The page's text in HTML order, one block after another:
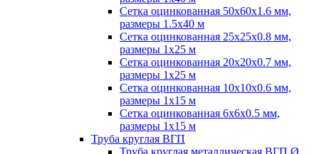
Сетка оцинкованная 50х60х1.6 мм,
размеры 1.5х40 м
Сетка оцинкованная 25х25х0.8 мм,
размеры 1х25 м
Сетка оцинкованная 20х20х0.7 мм,
размеры 1х25 м
Сетка оцинкованная 10х10х0.6 мм,
размеры 1х15 м
Сетка оцинкованная 6х6х0.5 мм,
размеры 1х15 м
Труба круглая ВГП
Труба круглая металлическая ВГП Ø